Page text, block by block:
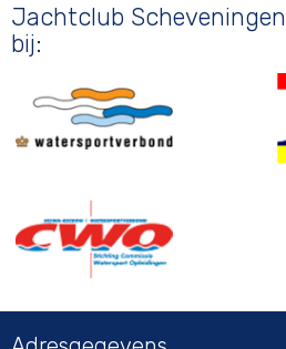
Jachtclub
bij: